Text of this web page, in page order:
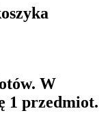
W
1 przedmiot.